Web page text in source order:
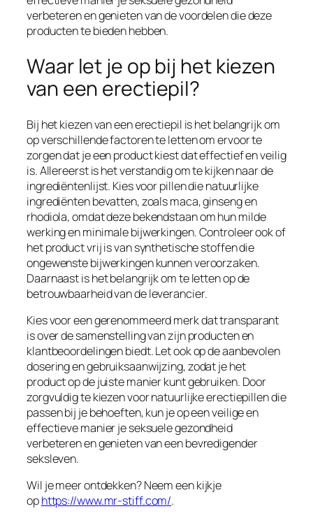
verbeteren en genieten van de voordelen die deze
producten te bieden hebben.
Waar let je op bij het kiezen
van een erectiepil?
Bij het kiezen van een erectiepil is het belangrijk om
op verschillende factoren te letten om ervoor te
zorgen dat je een product kiest dat effectief en veilig
is. Allereerst is het verstandig om te kijken naar de
ingrediëntenlijst. Kies voor pillen die natuurlijke
ingrediënten bevatten, zoals maca, ginseng en
rhodiola, omdat deze bekendstaan om hun milde
werking en minimale bijwerkingen. Controleer ook of
het product vrij is van synthetische stoffen die
ongewenste bijwerkingen kunnen veroorzaken.
Daarnaast is het belangrijk om te letten op de
betrouwbaarheid van de leverancier.
Kies voor een gerenommeerd merk dat transparant
is over de samenstelling van zijn producten en
klantbeoordelingen biedt. Let ook op de aanbevolen
dosering en gebruiksaanwijzing, zodat je het
product op de juiste manier kunt gebruiken. Door
zorgvuldig te kiezen voor natuurlijke erectiepillen die
passen bij je behoeften, kun je op een veilige en
effectieve manier je seksuele gezondheid
verbeteren en genieten van een bevredigender
seksleven.
Wil je meer ontdekken? Neem een kijkje
ophttps://www.mr-stiff.com/.